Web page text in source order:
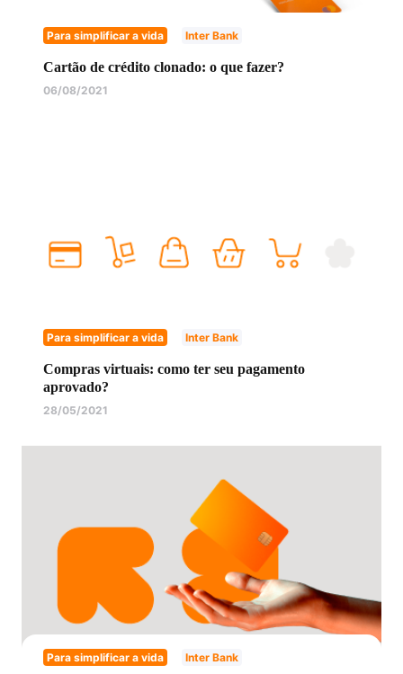
Para simplificar a vida Inter Bank
Cartão de crédito clonado: o que fazer?
06/08/2021
Para simplificar a vida Inter Bank
Compras virtuais: como ter seu pagamento
aprovado?
28/05/2021
Para simplificar a vida Inter Bank